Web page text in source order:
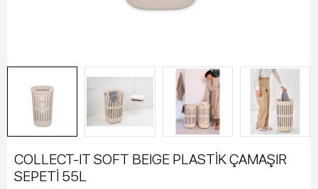
COLLECT-IT SOFT BEIGE PLASTİK ÇAMAŞIR
SEPETİ 55L